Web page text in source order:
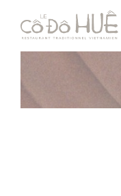
Painel de Gerenciamento